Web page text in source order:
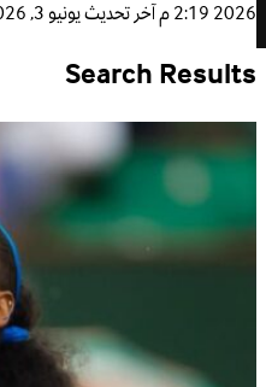
2026 2:19 م
آخر تحديثيونيو 3, 2026 8:09 ص
Search Results